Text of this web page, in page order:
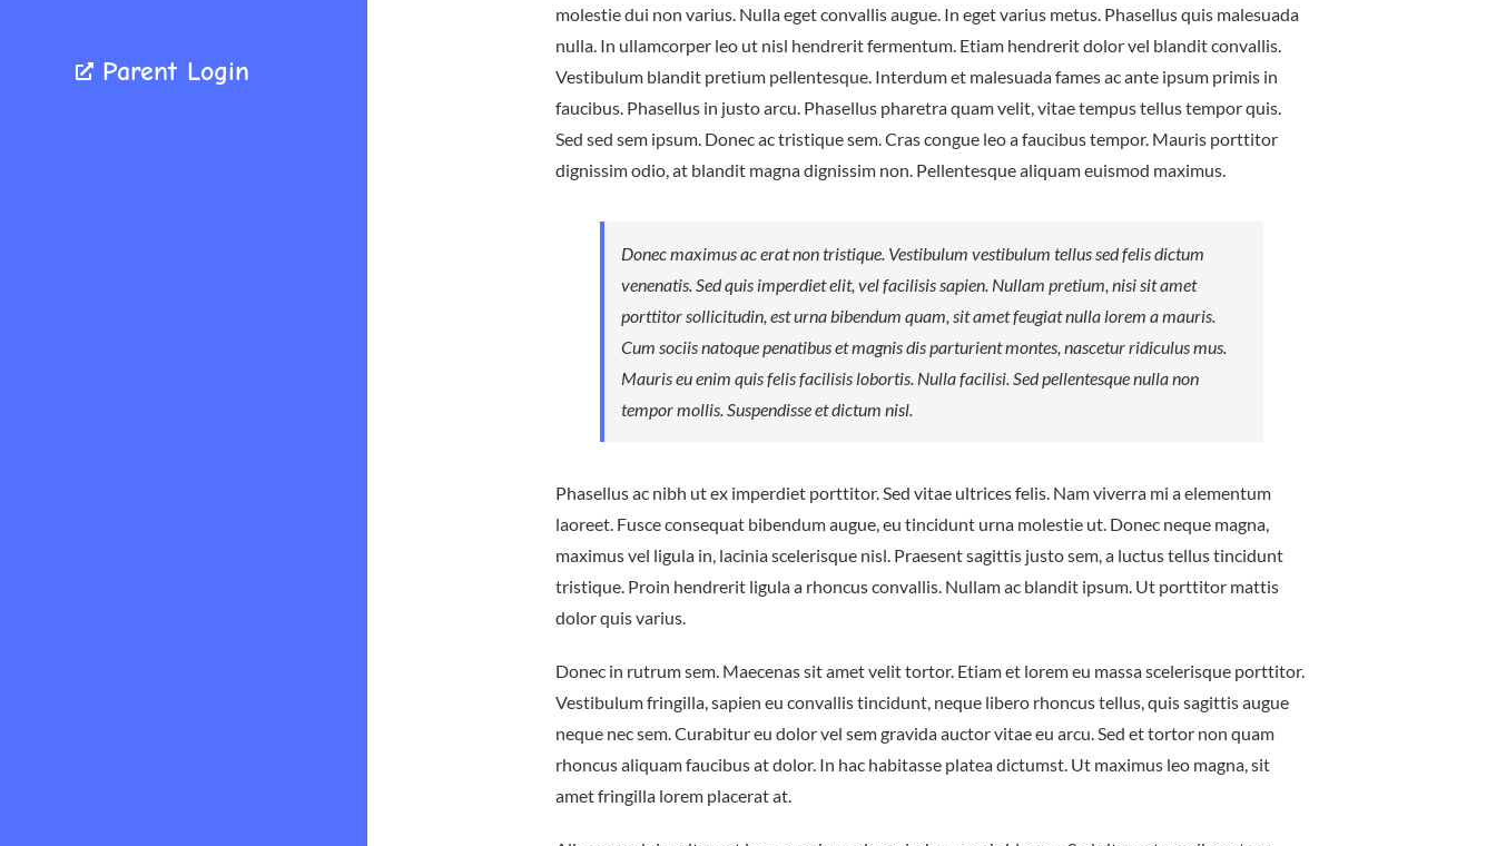
Parent Login
molestie dui non varius. Nulla eget convallis augue. In eget varius metus. Phasellus quis malesuada
nulla. In ullamcorper leo ut nisl hendrerit fermentum. Etiam hendrerit dolor vel blandit convallis.
Vestibulum blandit pretium pellentesque. Interdum et malesuada fames ac ante ipsum primis in
faucibus. Phasellus in justo arcu. Phasellus pharetra quam velit, vitae tempus tellus tempor quis.
Sed sed sem ipsum. Donec ac tristique sem. Cras congue leo a faucibus tempor. Mauris porttitor
dignissim odio, at blandit magna dignissim non. Pellentesque aliquam euismod maximus.
Donec maximus ac erat non tristique. Vestibulum vestibulum tellus sed felis dictum
venenatis. Sed quis imperdiet elit, vel facilisis sapien. Nullam pretium, nisi sit amet
porttitor sollicitudin, est urna bibendum quam, sit amet feugiat nulla lorem a mauris.
Cum sociis natoque penatibus et magnis dis parturient montes, nascetur ridiculus mus.
Mauris eu enim quis felis facilisis lobortis. Nulla facilisi. Sed pellentesque nulla non
tempor mollis. Suspendisse et dictum nisl.
Phasellus ac nibh ut ex imperdiet porttitor. Sed vitae ultrices felis. Nam viverra mi a elementum
laoreet. Fusce consequat bibendum augue, eu tincidunt urna molestie ut. Donec neque magna,
maximus vel ligula in, lacinia scelerisque nisl. Praesent sagittis justo sem, a luctus tellus tincidunt
tristique. Proin hendrerit ligula a rhoncus convallis. Nullam ac blandit ipsum. Ut porttitor mattis
dolor quis varius.
Donec in rutrum sem. Maecenas sit amet velit tortor. Etiam et lorem eu massa scelerisque porttitor.
Vestibulum fringilla, sapien eu convallis tincidunt, neque libero rhoncus tellus, quis sagittis augue
neque nec sem. Curabitur eu dolor vel sem gravida auctor vitae eu arcu. Sed et tortor non quam
rhoncus aliquam faucibus at dolor. In hac habitasse platea dictumst. Ut maximus leo magna, sit
amet fringilla lorem placerat at.